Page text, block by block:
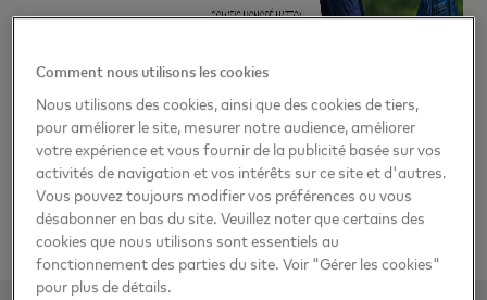
Comment nous utilisons les cookies
Nous utilisons des cookies, ainsi que des cookies de tiers,
pour améliorer le site, mesurer notre audience, améliorer
votre expérience et vous fournir de la publicité basée sur vos
activités de navigation et vos intérêts sur ce site et d'autres.
Vous pouvez toujours modifier vos préférences ou vous
désabonner en bas du site. Veuillez noter que certains des
cookies que nous utilisons sont essentiels au
fonctionnement des parties du site. Voir "Gérer les cookies"
pour plus de détails.